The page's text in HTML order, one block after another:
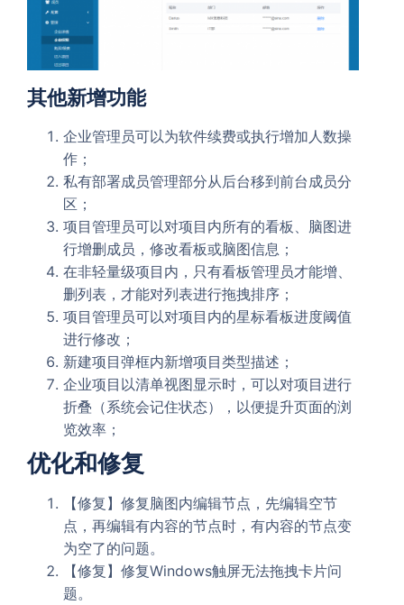
其他新增功能
企业管理员可以为软件续费或执行增加人数操
作；
私有部署成员管理部分从后台移到前台成员分
区；
项目管理员可以对项目内所有的看板、脑图进
行增删成员，修改看板或脑图信息；
在非轻量级项目内，只有看板管理员才能增、
删列表，才能对列表进行拖拽排序；
项目管理员可以对项目内的星标看板进度阈值
进行修改；
新建项目弹框内新增项目类型描述；
企业项目以清单视图显示时，可以对项目进行
折叠（系统会记住状态），以便提升页面的浏
览效率；
优化和修复
【修复】修复脑图内编辑节点，先编辑空节
点，再编辑有内容的节点时，有内容的节点变
为空了的问题。
【修复】修复Windows触屏无法拖拽卡片问
题。